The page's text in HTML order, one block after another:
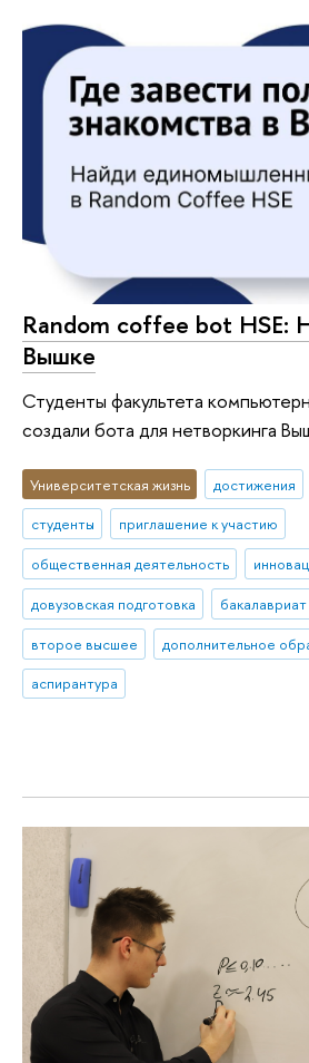
Random coffee bot HSE:
Вышке
Студенты факультета
создали бота для нетворкинга
Университетская жизнь достижения
студенты
приглашение к участию
общественная деятельность
довузовская подготовка
бакалавриат
второе высшее
дополнительное
аспирантура